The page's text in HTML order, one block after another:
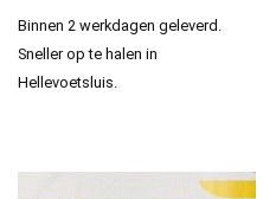
Binnen 2 werkdagen geleverd.
Sneller op te halen in
Hellevoetsluis.